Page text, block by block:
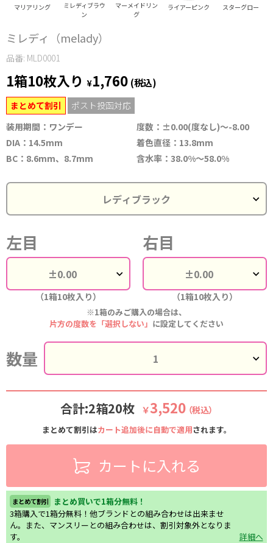
マリアリング
ミレディブラウ
ン
マーメイドリン
グ
ライアーピンク スターグロー
ミレディ（melady）
品番: MLD0001
1箱10枚入り ¥1,760 (税込)
まとめて割引
ポスト投函対応
装用期間：ワンデー
度数：±0.00(度なし)～-8.00
DIA：14.5mm
着色直径：13.8mm
BC：8.6mm、8.7mm
含水率：38.0%～58.0%
左目
（1箱10枚入り）
右目
（1箱10枚入り）
※1箱のみご購入の場合は、
片方の度数を「選択しない」 に設定してください
数量
合計:2箱20枚 ￥3,520 （税込）
まとめて割引はカート追加後に自動で適用されます。
カートに入れる
まとめて割引
まとめ買いで1箱分無料！
3箱購入で1箱分無料！他ブランドとの組み合わせは出来ませ
ん。また、マンスリーとの組み合わせは、割引対象外となりま
す。
詳細へ